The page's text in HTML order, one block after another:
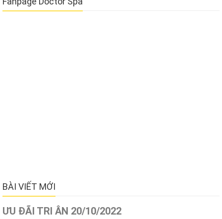
BÀI VIẾT MỚI
ƯU ĐÃI TRI ÂN 20/10/2022